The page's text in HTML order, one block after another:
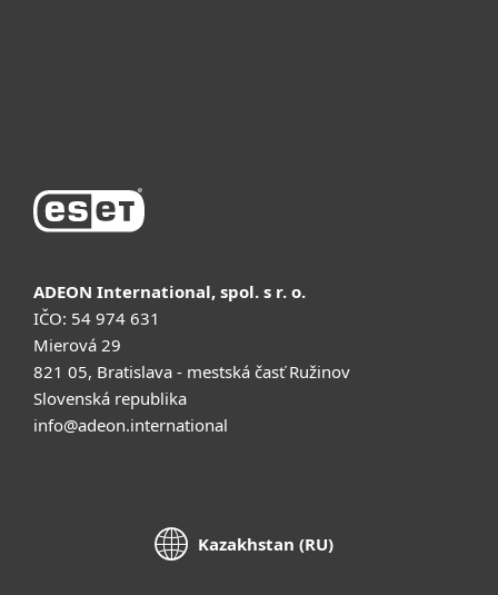
ADEON International, spol. s r. o.
IČO: 54 974 631
Mierová 29
821 05, Bratislava - mestská časť Ružinov
Slovenská republika
info@adeon.international
Kazakhstan (RU)